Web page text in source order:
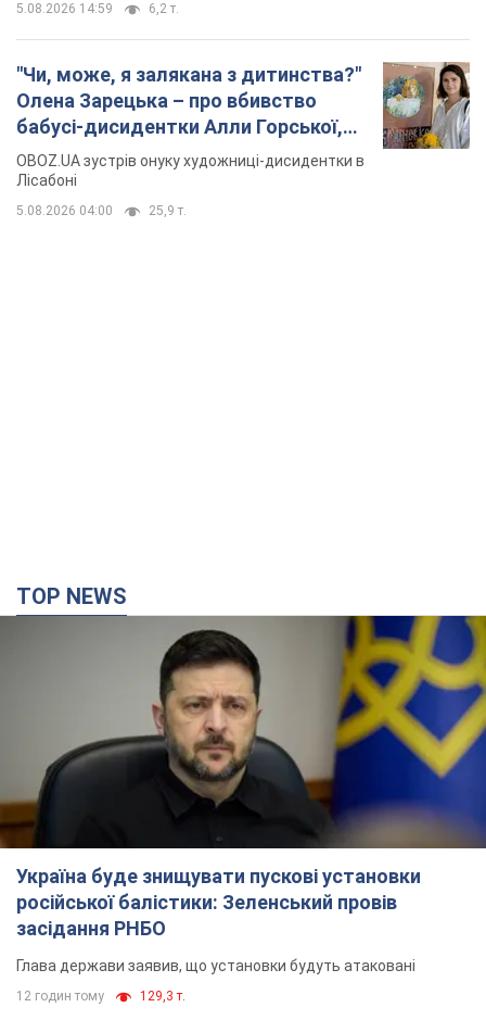
5.08.2026 14:59 6,2 т.
"Чи, може, я залякана з дитинства?"
Олена Зарецька – про вбивство
бабусі-дисидентки Алли Горської,
критику Дмитра Стуса та втечу в
Португалію з 5 дітьми
OBOZ.UA зустрів онуку художниці-дисидентки в
Лісабоні
5.08.2026 04:00 25,9 т.
TOP NEWS
Україна буде знищувати пускові установки
російської балістики: Зеленський провів
засідання РНБО
Глава держави заявив, що установки будуть атаковані
12 годин тому 129,3 т.